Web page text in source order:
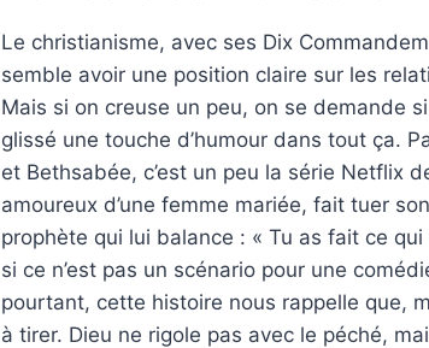
Le christianisme, avec ses Dix
semble avoir une position claire sur les
Mais si on creuse un peu, on se demande
glissé une touche d’humour dans tout ça.
et Bethsabée, c’est un peu la série Netflix
amoureux d’une femme mariée, fait tuer
prophète qui lui balance : « Tu as fait ce
si ce n’est pas un scénario pour une
pourtant, cette histoire nous rappelle que,
à tirer. Dieu ne rigole pas avec le péché,